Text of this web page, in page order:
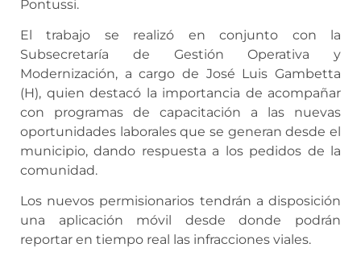
Pontussi.
El trabajo se realizó en conjunto con la
Subsecretaría de Gestión Operativa y
Modernización, a cargo de José Luis Gambetta
(H), quien destacó la importancia de acompañar
con programas de capacitación a las nuevas
oportunidades laborales que se generan desde el
municipio, dando respuesta a los pedidos de la
comunidad.
Los nuevos permisionarios tendrán a disposición
una aplicación móvil desde donde podrán
reportar en tiempo real las infracciones viales.